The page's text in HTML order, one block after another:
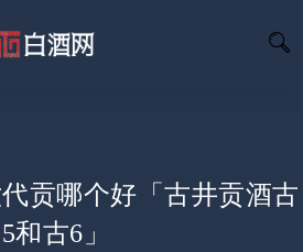
贡哪个好「古井贡酒古
5和古6」